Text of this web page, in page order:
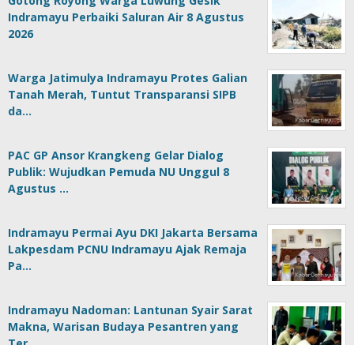
Indramayu Perbaiki Saluran Air 8 Agustus
2026
Warga Jatimulya Indramayu Protes Galian
Tanah Merah, Tuntut Transparansi SIPB
da…
PAC GP Ansor Krangkeng Gelar Dialog
Publik: Wujudkan Pemuda NU Unggul 8
Agustus …
Indramayu Permai Ayu DKI Jakarta Bersama
Lakpesdam PCNU Indramayu Ajak Remaja
Pa…
Indramayu Nadoman: Lantunan Syair Sarat
Makna, Warisan Budaya Pesantren yang